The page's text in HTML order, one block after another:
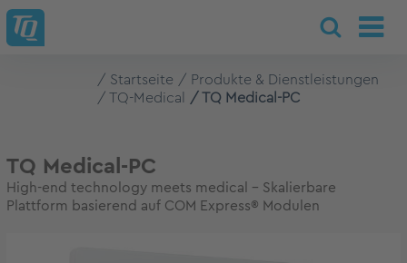
Startseite
Produkte & Dienstleistungen
TQ-Medical
TQ Medical-PC
TQ Medical-PC
High-end technology meets medical - Skalierbare
Plattform basierend auf COM Express® Modulen